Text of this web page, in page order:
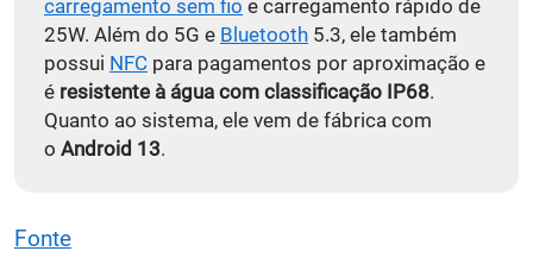
carregamento sem fio e carregamento rápido de
25W. Além do 5G e Bluetooth 5.3, ele também
possui NFC para pagamentos por aproximação e
é resistente à água com classificação IP68.
Quanto ao sistema, ele vem de fábrica com
o Android 13.
Fonte